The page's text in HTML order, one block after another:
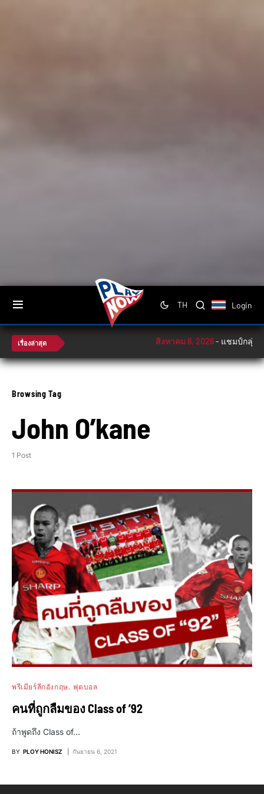
TH Login
เรื่องล่าสุด สิงหาคม 8, 2026-แชมป์กลุ่ม!
Browsing Tag
John O’kane
1 Post
พรีเมียร์ลีกอังกฤษ ฟุตบอล
คนที่ถูกลืมของ Class of ’92
ถ้าพูดถึง Class of…
BY PLOY HONISZ กันยายน 6, 2021